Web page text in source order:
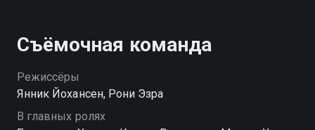
Съёмочная команда
Режиссёры
Янник Йохансен, Рони Эзра
В главных ролях